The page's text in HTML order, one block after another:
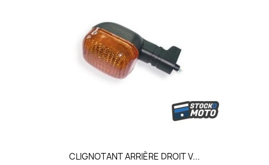
CLIGNOTANT ARRIÈRE DROIT V...